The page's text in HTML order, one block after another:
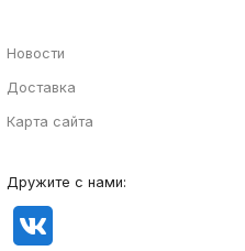
Новости
Доставка
Карта сайта
Дружите с нами: